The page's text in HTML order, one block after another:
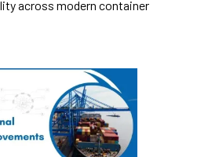
across modern container